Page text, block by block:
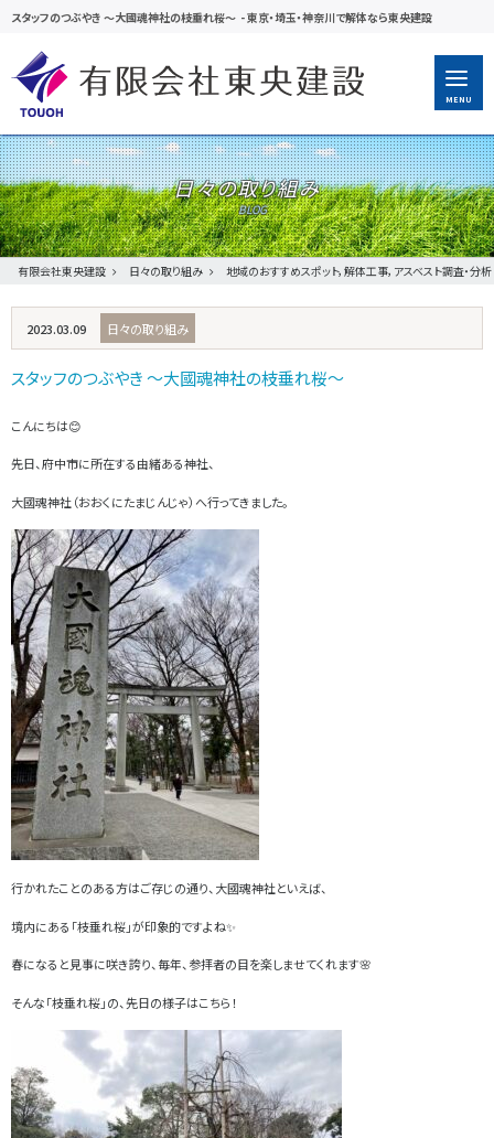
スタッフのつぶやき ～大國魂神社の枝垂れ桜～ -東京・埼玉・神奈川で解体なら東央建設
MENU
日々の取り組み
有限会社東央建設 日々の取り組み 地域のおすすめスポット，解体工事，アスベスト調査・分析
2023.03.09 日々の取り組み
スタッフのつぶやき ～大國魂神社の枝垂れ桜～
こんにちは😊
先日、府中市に所在する由緒ある神社、
大國魂神社（おおくにたまじんじゃ）へ行ってきました。
行かれたことのある方はご存じの通り、大國魂神社といえば、
境内にある「枝垂れ桜」が印象的ですよね✨
春になると見事に咲き誇り、毎年、参拝者の目を楽しませてくれます🌸
そんな「枝垂れ桜」の、先日の様子はこちら！